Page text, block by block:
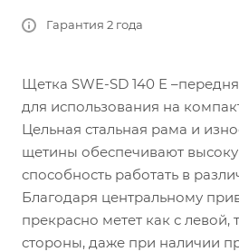
Гарантия 2 года
Щетка SWE-SD 140 E
для использования на
Цельная стальная рама и
щетины обеспечивают
способность работать в
Благодаря центральному
прекрасно метет как с левой,
стороны, даже при наличии